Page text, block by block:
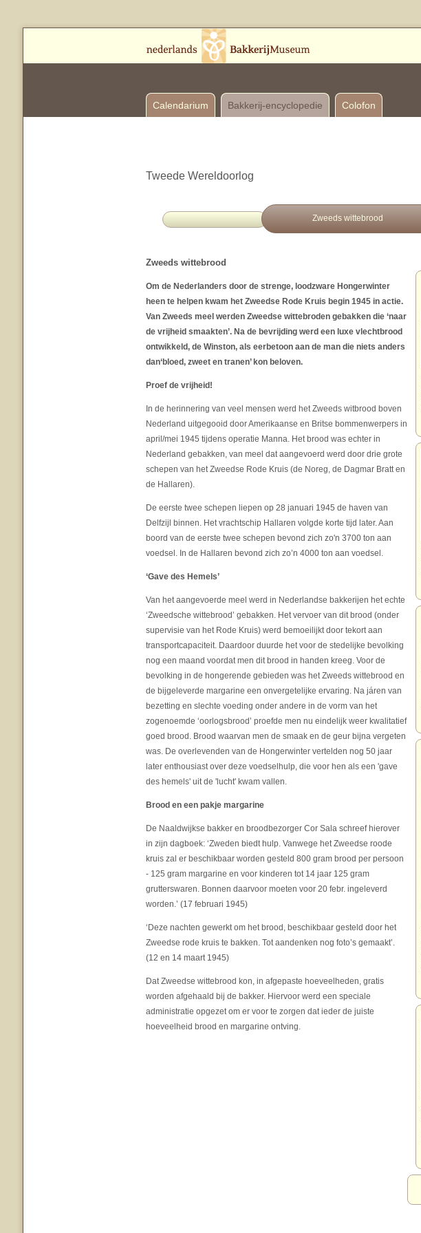
Calendarium Bakkerij-encyclopedie Colofon
Tweede Wereldoorlog
Zweeds wittebrood
Zweeds wittebrood
Om de Nederlanders door de strenge, loodzware Hongerwinter
heen te helpen kwam het Zweedse Rode Kruis begin 1945 in actie.
Van Zweeds meel werden Zweedse wittebroden gebakken die ‘naar
de vrijheid smaakten’. Na de bevrijding werd een luxe vlechtbrood
ontwikkeld, de Winston, als eerbetoon aan de man die niets anders
dan‘bloed, zweet en tranen’ kon beloven.
Proef de vrijheid!
In de herinnering van veel mensen werd het Zweeds witbrood boven
Nederland uitgegooid door Amerikaanse en Britse bommenwerpers in
april/mei 1945 tijdens operatie Manna. Het brood was echter in
Nederland gebakken, van meel dat aangevoerd werd door drie grote
schepen van het Zweedse Rode Kruis (de Noreg, de Dagmar Bratt en
de Hallaren).
De eerste twee schepen liepen op 28 januari 1945 de haven van
Delfzijl binnen. Het vrachtschip Hallaren volgde korte tijd later. Aan
boord van de eerste twee schepen bevond zich zo'n 3700 ton aan
voedsel. In de Hallaren bevond zich zo’n 4000 ton aan voedsel.
‘Gave des Hemels’
Van het aangevoerde meel werd in Nederlandse bakkerijen het echte
‘Zweedsche wittebrood’ gebakken. Het vervoer van dit brood (onder
supervisie van het Rode Kruis) werd bemoeilijkt door tekort aan
transportcapaciteit. Daardoor duurde het voor de stedelijke bevolking
nog een maand voordat men dit brood in handen kreeg. Voor de
bevolking in de hongerende gebieden was het Zweeds wittebrood en
de bijgeleverde margarine een onvergetelijke ervaring. Na járen van
bezetting en slechte voeding onder andere in de vorm van het
zogenoemde ‘oorlogsbrood’ proefde men nu eindelijk weer kwalitatief
goed brood. Brood waarvan men de smaak en de geur bijna vergeten
was. De overlevenden van de Hongerwinter vertelden nog 50 jaar
later enthousiast over deze voedselhulp, die voor hen als een 'gave
des hemels' uit de 'lucht' kwam vallen.
Brood en een pakje margarine
De Naaldwijkse bakker en broodbezorger Cor Sala schreef hierover
in zijn dagboek: ‘Zweden biedt hulp. Vanwege het Zweedse roode
kruis zal er beschikbaar worden gesteld 800 gram brood per persoon
- 125 gram margarine en voor kinderen tot 14 jaar 125 gram
grutterswaren. Bonnen daarvoor moeten voor 20 febr. ingeleverd
worden.’ (17 februari 1945)
‘Deze nachten gewerkt om het brood, beschikbaar gesteld door het
Zweedse rode kruis te bakken. Tot aandenken nog foto’s gemaakt’.
(12 en 14 maart 1945)
Dat Zweedse wittebrood kon, in afgepaste hoeveelheden, gratis
worden afgehaald bij de bakker. Hiervoor werd een speciale
administratie opgezet om er voor te zorgen dat ieder de juiste
hoeveelheid brood en margarine ontving.